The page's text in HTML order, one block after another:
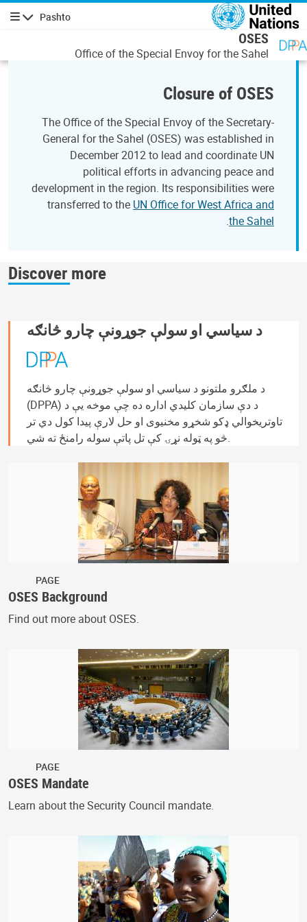
اصلي منځپانګه دانګل
Pashto
چليدنه
OSES
Office of the Special Envoy for the Sahel
Closure of OSES
The Office of the Special Envoy of the Secretary-
General for the Sahel (OSES) was established in
December 2012 to lead and coordinate UN
political efforts in advancing peace and
development in the region. Its responsibilities were
transferred to the UN Office for West Africa and
the Sahel
.
Discover more
د سیاسي او سولې جوړونې چارو څانګه
د ملګرو ملتونو د سیاسي او سولې جوړونې چارو څانګه
(DPPA) د دې سازمان کلیدي اداره ده چې موخه یې د
تاوتریخوالي ډکو شخړو مخنیوی او حل لارې پیدا کول دي تر
څو په ټوله نړۍ کې تل پاتې سوله رامنځ ته شي.
PAGE
OSES Background
Find out more about OSES.
PAGE
OSES Mandate
Learn about the Security Council mandate.